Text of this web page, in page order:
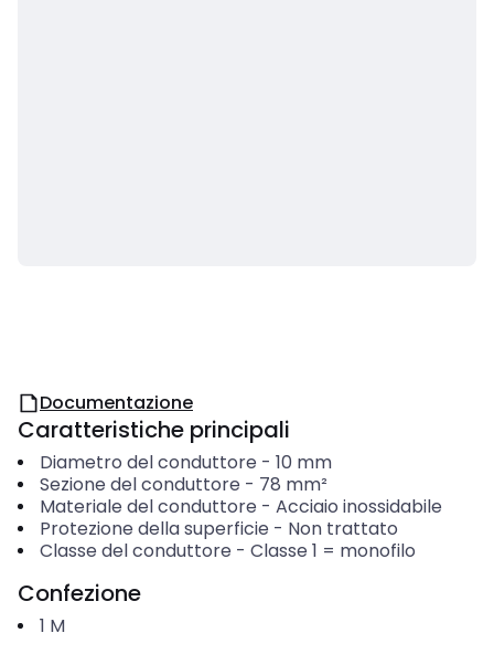
Documentazione
Caratteristiche principali
Diametro del conduttore - 10 mm
Sezione del conduttore - 78 mm²
Materiale del conduttore - Acciaio inossidabile
Protezione della superficie - Non trattato
Classe del conduttore - Classe 1 = monofilo
Confezione
1 M